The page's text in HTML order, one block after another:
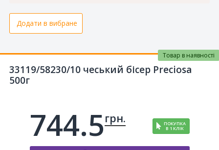
Додати в вибране
33119/58230/10 чеський бісер Preciosa
500г
Товар в наявності
744.5грн. ПОКУПКА
В 1 КЛІК